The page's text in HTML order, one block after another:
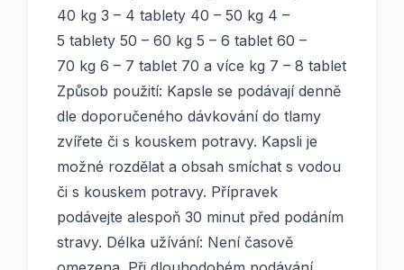
40 kg 3 – 4 tablety 40 – 50 kg 4 –
5 tablety 50 – 60 kg 5 – 6 tablet 60 –
70 kg 6 – 7 tablet 70 a více kg 7 – 8 tablet
Způsob použití: Kapsle se podávají denně
dle doporučeného dávkování do tlamy
zvířete či s kouskem potravy. Kapsli je
možné rozdělat a obsah smíchat s vodou
či s kouskem potravy. Přípravek
podávejte alespoň 30 minut před podáním
stravy. Délka užívání: Není časově